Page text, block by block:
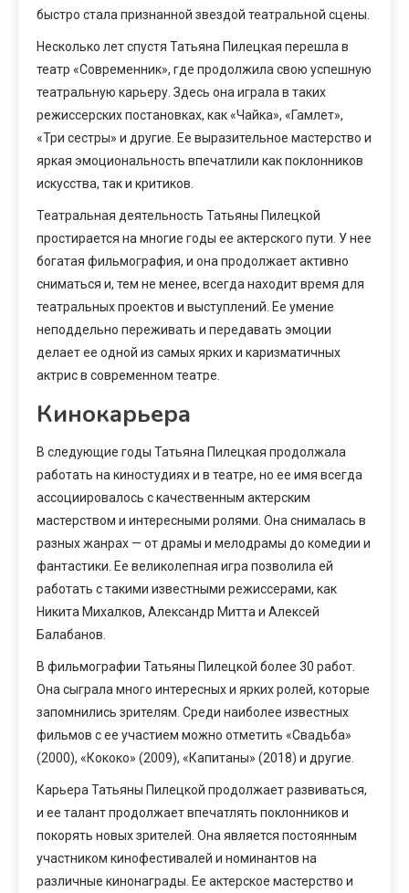
быстро стала признанной звездой театральной сцены.
Несколько лет спустя Татьяна Пилецкая перешла в
театр «Современник», где продолжила свою успешную
театральную карьеру. Здесь она играла в таких
режиссерских постановках, как «Чайка», «Гамлет»,
«Три сестры» и другие. Ее выразительное мастерство и
яркая эмоциональность впечатлили как поклонников
искусства, так и критиков.
Театральная деятельность Татьяны Пилецкой
простирается на многие годы ее актерского пути. У нее
богатая фильмография, и она продолжает активно
сниматься и, тем не менее, всегда находит время для
театральных проектов и выступлений. Ее умение
неподдельно переживать и передавать эмоции
делает ее одной из самых ярких и каризматичных
актрис в современном театре.
Кинокарьера
В следующие годы Татьяна Пилецкая продолжала
работать на киностудиях и в театре, но ее имя всегда
ассоциировалось с качественным актерским
мастерством и интересными ролями. Она снималась в
разных жанрах — от драмы и мелодрамы до комедии и
фантастики. Ее великолепная игра позволила ей
работать с такими известными режиссерами, как
Никита Михалков, Александр Митта и Алексей
Балабанов.
В фильмографии Татьяны Пилецкой более 30 работ.
Она сыграла много интересных и ярких ролей, которые
запомнились зрителям. Среди наиболее известных
фильмов с ее участием можно отметить «Свадьба»
(2000), «Кококо» (2009), «Капитаны» (2018) и другие.
Карьера Татьяны Пилецкой продолжает развиваться,
и ее талант продолжает впечатлять поклонников и
покорять новых зрителей. Она является постоянным
участником кинофестивалей и номинантов на
различные кинонаграды. Ее актерское мастерство и